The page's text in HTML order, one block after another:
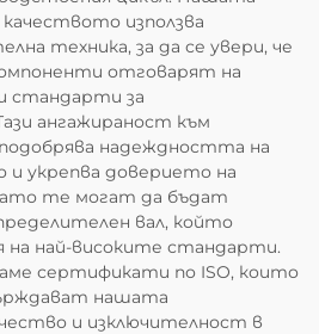
използва
техника, за да се увери, че
отговарят на
стандарти за
ангажираност към
надеждността на
укрепва доверието на
те могат да бъдат
вал, който
на най-високите стандарти.
сертификати по ISO, които
нашата
и изключителност в